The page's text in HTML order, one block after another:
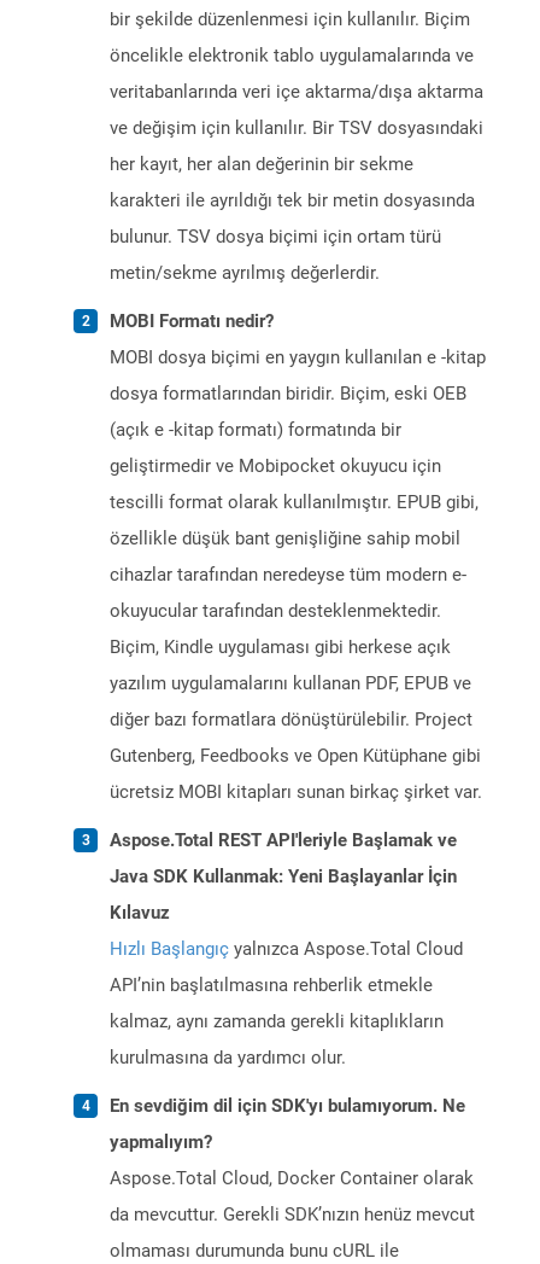
bir şekilde düzenlenmesi için kullanılır. Biçim
öncelikle elektronik tablo uygulamalarında ve
veritabanlarında veri içe aktarma/dışa aktarma
ve değişim için kullanılır. Bir TSV dosyasındaki
her kayıt, her alan değerinin bir sekme
karakteri ile ayrıldığı tek bir metin dosyasında
bulunur. TSV dosya biçimi için ortam türü
metin/sekme ayrılmış değerlerdir.
MOBI Formatı nedir?
MOBI dosya biçimi en yaygın kullanılan e -kitap
dosya formatlarından biridir. Biçim, eski OEB
(açık e -kitap formatı) formatında bir
geliştirmedir ve Mobipocket okuyucu için
tescilli format olarak kullanılmıştır. EPUB gibi,
özellikle düşük bant genişliğine sahip mobil
cihazlar tarafından neredeyse tüm modern e-
okuyucular tarafından desteklenmektedir.
Biçim, Kindle uygulaması gibi herkese açık
yazılım uygulamalarını kullanan PDF, EPUB ve
diğer bazı formatlara dönüştürülebilir. Project
Gutenberg, Feedbooks ve Open Kütüphane gibi
ücretsiz MOBI kitapları sunan birkaç şirket var.
Aspose.Total REST API'leriyle Başlamak ve
Java SDK Kullanmak: Yeni Başlayanlar İçin
Kılavuz
Hızlı Başlangıç yalnızca Aspose.Total Cloud
API’nin başlatılmasına rehberlik etmekle
kalmaz, aynı zamanda gerekli kitaplıkların
kurulmasına da yardımcı olur.
En sevdiğim dil için SDK'yı bulamıyorum. Ne
yapmalıyım?
Aspose.Total Cloud, Docker Container olarak
da mevcuttur. Gerekli SDK’nızın henüz mevcut
olmaması durumunda bunu cURL ile